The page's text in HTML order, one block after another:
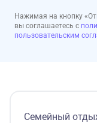
Нажимая на кнопку
вы соглашаетесь с
пользовательским
Семейный